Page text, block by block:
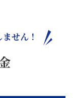
せん！